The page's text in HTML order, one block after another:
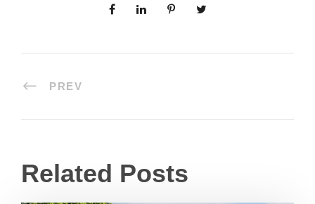
PREV
Related Posts